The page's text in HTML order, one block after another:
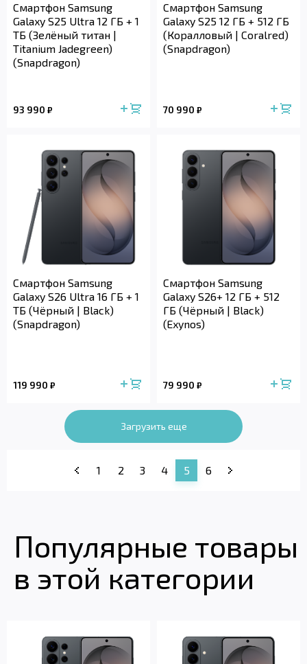
Смартфон Samsung
Galaxy S25 Ultra 12 ГБ + 1
ТБ (Зелёный титан |
Titanium Jadegreen)
(Snapdragon)
93 990 ₽
Смартфон Samsung
Galaxy S25 12 ГБ + 512 ГБ
(Коралловый | Coralred)
(Snapdragon)
70 990 ₽
Смартфон Samsung
Galaxy S26 Ultra 16 ГБ + 1
ТБ (Чёрный | Black)
(Snapdragon)
119 990 ₽
Смартфон Samsung
Galaxy S26+ 12 ГБ + 512
ГБ (Чёрный | Black)
(Exynos)
79 990 ₽
Загрузить еще
1 2 3 4 5 6
Популярные товары
в этой категории